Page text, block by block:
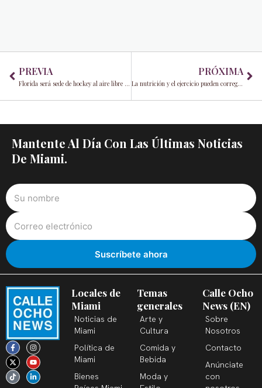
PREVIA
Florida será sede de hockey al aire libre de la NHL: anuncian Miami y Tampa para la próxima temporada
PRÓXIMA
La nutrición y el ejercicio pueden corregir estas 10 enfermedades
Mantente Al Día Con Las Últimas Noticias
De Miami.
F
a
c
e
b
o
o
I
n
s
t
a
g
r
X
-
t
w
i
t
t
Y
o
u
t
u
b
e
T
i
k
t
o
k
L
i
n
k
e
d
i
Locales de
Miami
Noticias de
Miami
Política de
Miami
Bienes
Temas
generales
Arte y
Cultura
Comida y
Bebida
Moda y
Calle Ocho
News (EN)
Sobre
Nosotros
Contacto
Anúnciate
con